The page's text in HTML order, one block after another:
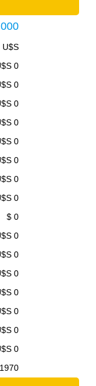
U$S
0
0
0
0
0
0
0
0
$ 0
0
0
0
0
0
0
0